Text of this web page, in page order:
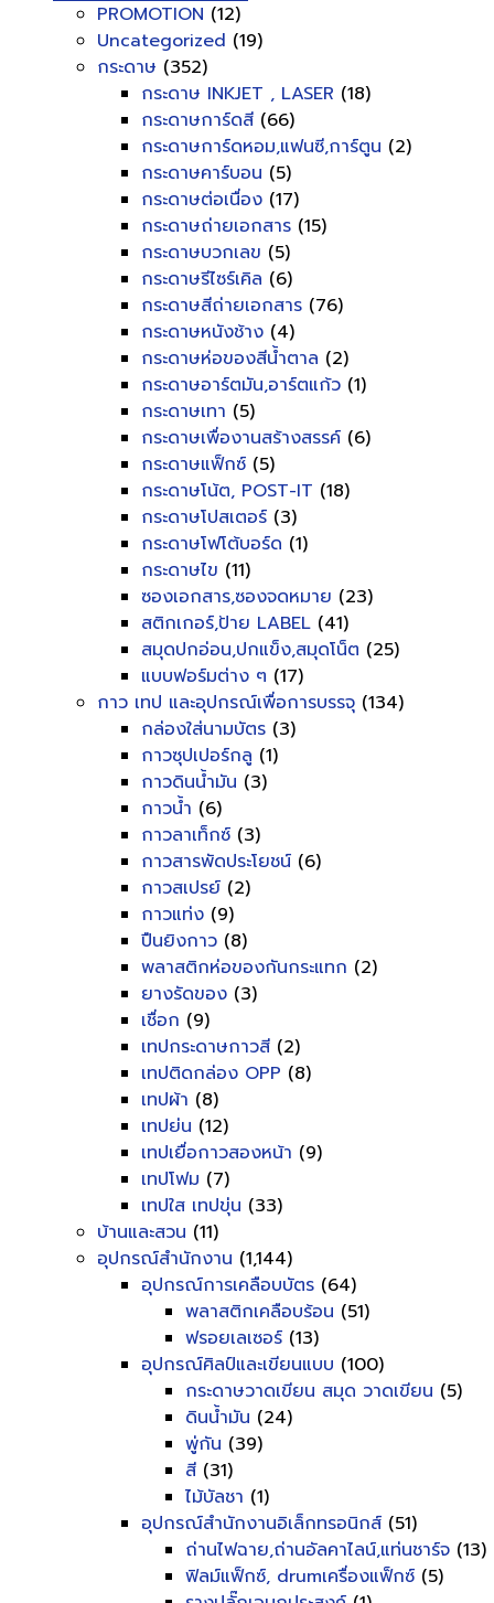
PROMOTION (12)
Uncategorized (19)
กระดาษ (352)
กระดาษ INKJET , LASER (18)
กระดาษการ์ดสี (66)
กระดาษการ์ดหอม,แฟนซี,การ์ตูน (2)
กระดาษคาร์บอน (5)
กระดาษต่อเนื่อง (17)
กระดาษถ่ายเอกสาร (15)
กระดาษบวกเลข (5)
กระดาษรีไซร์เคิล (6)
กระดาษสีถ่ายเอกสาร (76)
กระดาษหนังช้าง (4)
กระดาษห่อของสีน้ำตาล (2)
กระดาษอาร์ตมัน,อาร์ตแก้ว (1)
กระดาษเทา (5)
กระดาษเพื่องานสร้างสรรค์ (6)
กระดาษแฟ็กซ์ (5)
กระดาษโน้ต, POST-IT (18)
กระดาษโปสเตอร์ (3)
กระดาษโฟโต้บอร์ด (1)
กระดาษไข (11)
ซองเอกสาร,ซองจดหมาย (23)
สติกเกอร์,ป้าย LABEL (41)
สมุดปกอ่อน,ปกแข็ง,สมุดโน็ต (25)
แบบฟอร์มต่าง ๆ (17)
กาว เทป และอุปกรณ์เพื่อการบรรจุ (134)
กล่องใส่นามบัตร (3)
กาวซุปเปอร์กลู (1)
กาวดินน้ำมัน (3)
กาวน้ำ (6)
กาวลาเท็กซ์ (3)
กาวสารพัดประโยชน์ (6)
กาวสเปรย์ (2)
กาวแท่ง (9)
ปืนยิงกาว (8)
พลาสติกห่อของกันกระแทก (2)
ยางรัดของ (3)
เชื่อก (9)
เทปกระดาษกาวสี (2)
เทปติดกล่อง OPP (8)
เทปผ้า (8)
เทปย่น (12)
เทปเยื่อกาวสองหน้า (9)
เทปโฟม (7)
เทปใส เทปขุ่น (33)
บ้านและสวน (11)
อุปกรณ์สำนักงาน (1,144)
อุปกรณ์การเคลือบบัตร (64)
พลาสติกเคลือบร้อน (51)
ฟรอยเลเซอร์ (13)
อุปกรณ์ศิลป์และเขียนแบบ (100)
กระดาษวาดเขียน สมุด วาดเขียน (5)
ดินน้ำมัน (24)
พู่กัน (39)
สี (31)
ไม้บัลชา (1)
อุปกรณ์สำนักงานอิเล็กทรอนิกส์ (51)
ถ่านไฟฉาย,ถ่านอัลคาไลน์,แท่นชาร์จ (13)
ฟิลม์แฟ็กซ์, drumเครื่องแฟ็กซ์ (5)